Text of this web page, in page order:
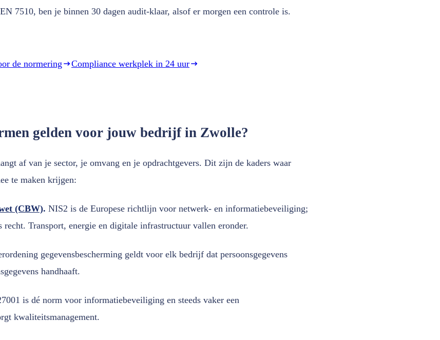
7510, ben je binnen 30 dagen audit-klaar, alsof er morgen een controle is.
de normering Compliance werkplek in 24 uur
gelden voor jouw bedrijf in Zwolle?
af van je sector, je omvang en je opdrachtgevers. Dit zijn de kaders waar
te maken krijgen:
(CBW). NIS2 is de Europese richtlijn voor netwerk- en informatiebeveiliging;
recht. Transport, energie en digitale infrastructuur vallen eronder.
gegevensbescherming geldt voor elk bedrijf dat persoonsgegevens
handhaaft.
is dé norm voor informatiebeveiliging en steeds vaker een
kwaliteitsmanagement.